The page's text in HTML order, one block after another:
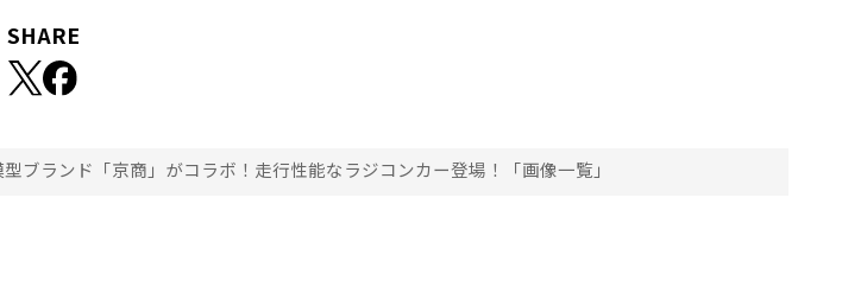
SHARE
ブランド「京商」がコラボ！走行性能なラジコンカー登場！「画像一覧」